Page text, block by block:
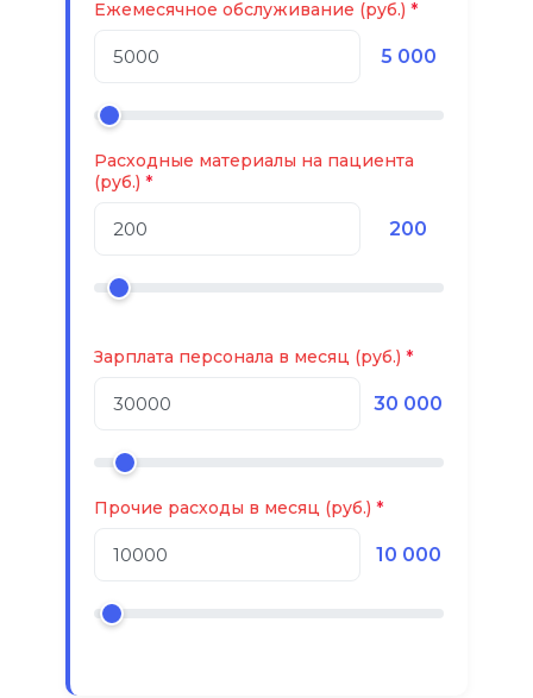
Ежемесячное обслуживание (руб.)
5 000
Расходные материалы на пациента
(руб.)
200
Зарплата персонала в месяц (руб.)
30 000
Прочие расходы в месяц (руб.)
10 000